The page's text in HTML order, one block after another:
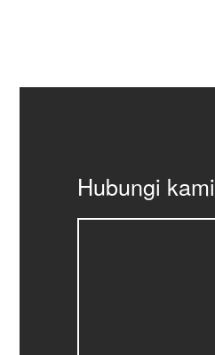
Hubungi kami